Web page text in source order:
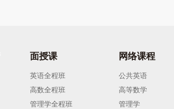
面授课
英语全程班
高数全程班
管理学全程班
网络课程
公共英语
高等数学
管理学